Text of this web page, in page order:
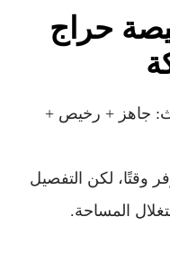
حراج
جاهز + رخيص +
وقتًا، لكن التفصيل
المساحة.